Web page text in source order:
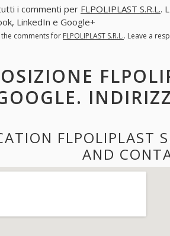
i commenti per FLPOLIPLAST S.R.L..
LinkedIn e Google+
the comments for FLPOLIPLAST S.R.L.. Leave a
FLPOLIPLAST
AND